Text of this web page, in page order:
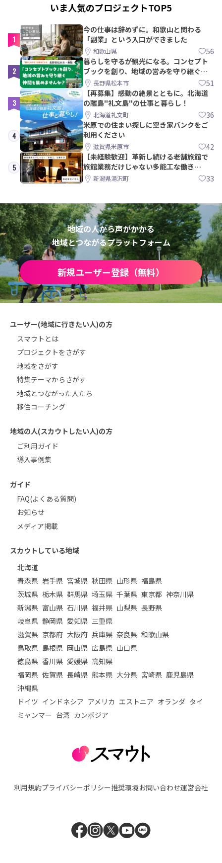
いま人気のプロジェクトTOP5
1
今の仕事は辞めずに。和歌山と関わる
「副業」という入口ができました
和歌山県 56
2
暮らしを守るが観光になる。コンセプト
ブックを創り、地域の営みを守り継ぐ仲
間を集めませんか？
長野県松本市 51
3
【再募集】感動の絶景とともに。北海道
の離島"礼文島"の仕事と暮らし！
北海道礼文町 36
4
米原での住まい探しに空き家バンクをご
利用ください
滋賀県米原市 42
5
【未経験歓迎】革新し続ける老舗旅館で
旅館業務だけじゃない多能工な働き
方。 株式会社いせん
新潟県湯沢町 33
地域の人から声がかかる
地域とつながるプラットフォーム
新規ユーザー登録（無料）
ユーザー(地域に行きたい人)の方
スマウトとは
プロジェクトをさがす
地域をさがす
特集テーマからさがす
地域とつながった人たち
移住コーチング
地域の人(スカウトしたい人)の方
ご利用ガイド
導入事例集
ガイド
FAQ(よくある質問)
お知らせ
メディア掲載
スカウトしている地域
北海道
青森県 岩手県 宮城県 秋田県 山形県 福島県
茨城県 栃木県 群馬県 埼玉県 千葉県 東京都 神奈川県
新潟県 富山県 石川県 福井県 山梨県 長野県
岐阜県 静岡県 愛知県 三重県
滋賀県 京都府 大阪府 兵庫県 奈良県 和歌山県
鳥取県 島根県 岡山県 広島県 山口県
徳島県 香川県 愛媛県 高知県
福岡県 佐賀県 長崎県 熊本県 大分県 宮崎県 鹿児島県
沖縄県
ドイツ インドネシア アメリカ エストニア オランダ タイ
ミャンマー 台湾 カンボジア
利用規約プライバシーポリシー推奨環境お問い合わせ運営会社